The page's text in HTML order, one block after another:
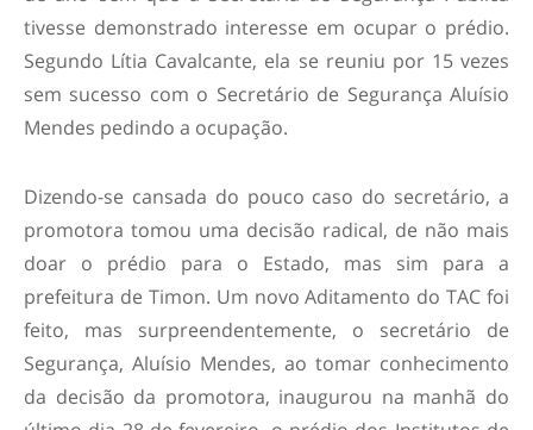
tivesse demonstrado interesse em ocupar o prédio.
Segundo Lítia Cavalcante, ela se reuniu por 15 vezes
sem sucesso com o Secretário de Segurança Aluísio
Mendes pedindo a ocupação.
Dizendo-se cansada do pouco caso do secretário, a
promotora tomou uma decisão radical, de não mais
doar o prédio para o Estado, mas sim para a
prefeitura de Timon. Um novo Aditamento do TAC foi
feito, mas surpreendentemente, o secretário de
Segurança, Aluísio Mendes, ao tomar conhecimento
da decisão da promotora, inaugurou na manhã do